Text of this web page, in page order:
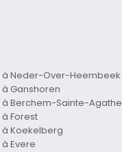
à Neder-Over-Heembeek
à Ganshoren
à Berchem-Sainte-Agathe
Forest
à Koekelberg
Evere